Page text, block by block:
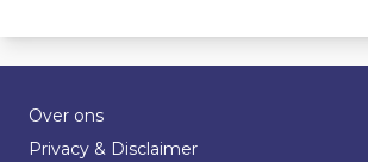
Over ons
Privacy & Disclaimer